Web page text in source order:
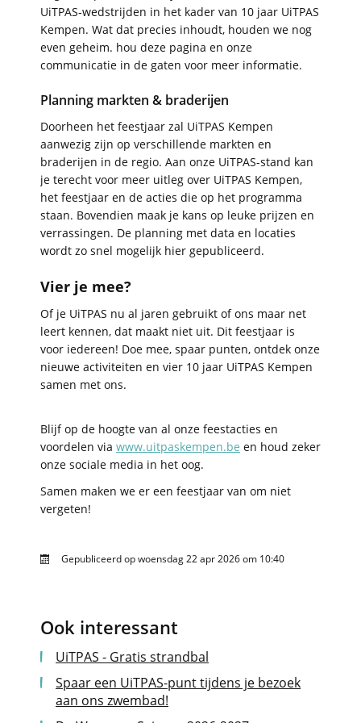
UiTPAS‑wedstrijden in het kader van 10 jaar UiTPAS
Kempen. Wat dat precies inhoudt, houden we nog
even geheim. hou deze pagina en onze
communicatie in de gaten voor meer informatie.
Planning markten & braderijen
Doorheen het feestjaar zal UiTPAS Kempen
aanwezig zijn op verschillende markten en
braderijen in de regio. Aan onze UiTPAS-stand kan
je terecht voor meer uitleg over UiTPAS Kempen,
het feestjaar en de acties die op het programma
staan. Bovendien maak je kans op leuke prijzen en
verrassingen. De planning met data en locaties
wordt zo snel mogelijk hier gepubliceerd.
Vier je mee?
Of je UiTPAS nu al jaren gebruikt of ons maar net
leert kennen, dat maakt niet uit. Dit feestjaar is
voor iedereen! Doe mee, spaar punten, ontdek onze
nieuwe activiteiten en vier 10 jaar UiTPAS Kempen
samen met ons.
Blijf op de hoogte van al onze feestacties en
voordelen via www.uitpaskempen.be en houd zeker
onze sociale media in het oog.
Samen maken we er een feestjaar van om niet
vergeten!
Gepubliceerd opwoensdag 22 apr 2026 om 10:40
Ook interessant
UiTPAS - Gratis strandbal
Spaar een UiTPAS-punt tijdens je bezoek
aan ons zwembad!